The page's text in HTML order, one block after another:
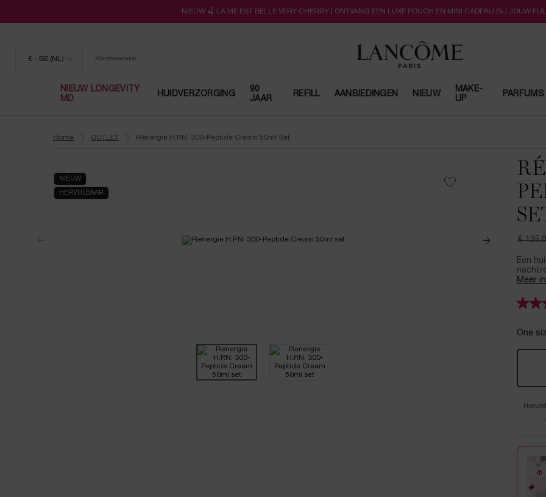
NIEUW 🍒 LA VIE EST BELLE VERY CHERRY | ONTVANG EEN LUXE POUCH EN MINI CADEAU BIJ JOUW
€ - BE (NL) Klantenservice
NIEUW LONGEVITY
MD
HUIDVERZORGING
90
JAAR
REFILL AANBIEDINGEN NIEUW
MAKE-
UP
PARFUMS
Home OUTLET Rénergie H.P.N. 300-Peptide Cream 50ml Set
Oude
€
Een
Meer
NIEUW
HERVULBAAR
One